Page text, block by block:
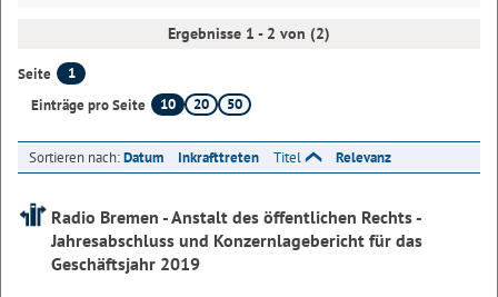
Ergebnisse 1 - 2 von (2)
Seite
1
Einträge pro Seite
10 20 50
Sortieren nach:Datum Inkrafttreten Titel Relevanz
Radio Bremen - Anstalt des öffentlichen Rechts -
Jahresabschluss und Konzernlagebericht für das
Geschäftsjahr 2019